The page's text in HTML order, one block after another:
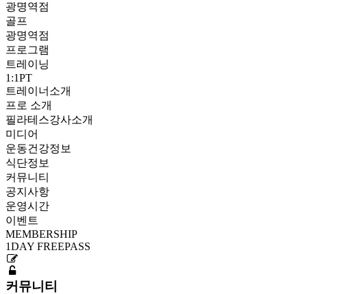
광명역점
골프
광명역점
프로그램
트레이닝
1:1PT
트레이너소개
프로 소개
필라테스강사소개
미디어
운동건강정보
식단정보
커뮤니티
공지사항
운영시간
이벤트
MEMBERSHIP
1DAY FREEPASS
커뮤니티